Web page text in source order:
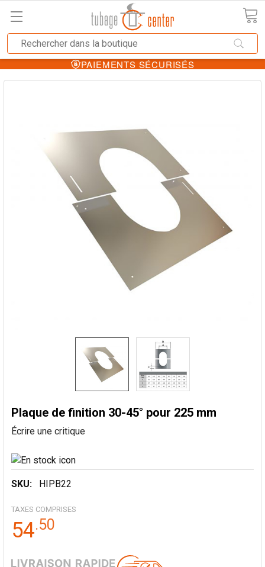
PAIEMENTS SÉCURISÉS
Plaque de finition 30-45° pour 225 mm
Écrire une critique
SKU: HIPB22
TAXES COMPRISES
54.50